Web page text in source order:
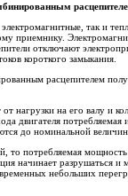
так и
приемнику.
отключают
короткого замыкания.
расцепителем
от нагрузки на его валу и
двигателя
до номинальной
то потребляемая
начинает разрушаться
небольших